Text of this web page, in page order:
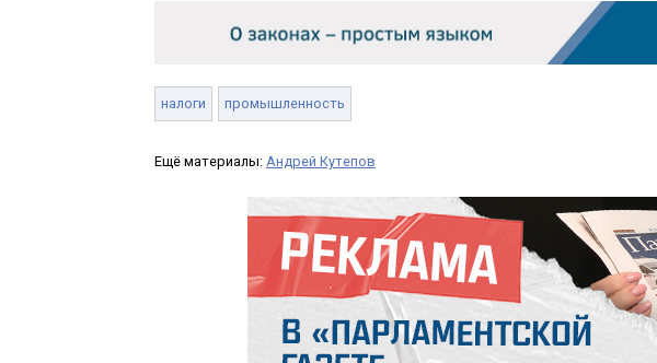
налоги промышленность
Ещё материалы: Андрей Кутепов